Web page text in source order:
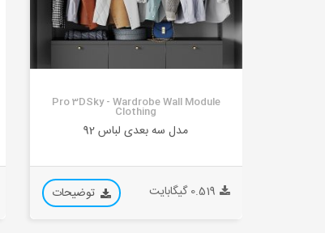
Pro 3DSky - Wardrobe Wall Module
Clothing
مدل سه بعدی لباس 92
0.519 گیگابایت توضیحات